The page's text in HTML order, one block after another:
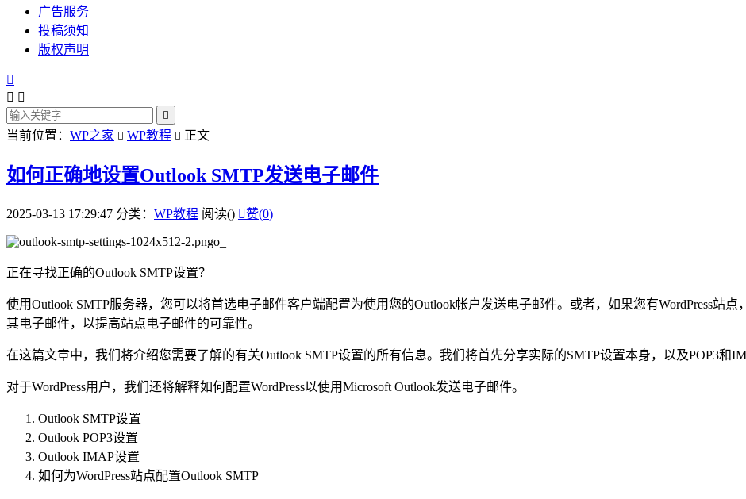
广告服务
投稿须知
版权声明

 

当前位置： WP之家  WP教程  正文
如何正确地设置Outlook SMTP发送电子邮件
2025-03-13 17:29:47 分类： WP教程 阅读() 赞(0)
正在寻找正确的Outlook SMTP设置？
使用Outlook SMTP服务器，您可以将首选电子邮件客户端配置为使用您的Outlook帐户发送电子邮件。或者，如果您有WordPress站点
其电子邮件，以提高站点电子邮件的可靠性。
在这篇文章中，我们将介绍您需要了解的有关Outlook SMTP设置的所有信息。我们将首先分享实际的SMTP设置本身，以及POP3和
对于WordPress用户，我们还将解释如何配置WordPress以使用Microsoft Outlook发送电子邮件。
Outlook SMTP设置
Outlook POP3设置
Outlook IMAP设置
如何为WordPress站点配置Outlook SMTP